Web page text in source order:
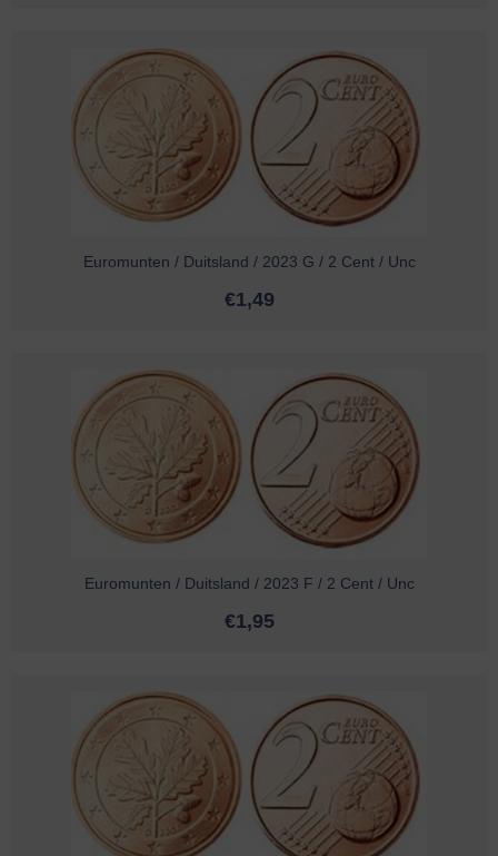
Euromunten / Duitsland / 2023 G / 2 Cent / Unc
€1,49
Euromunten / Duitsland / 2023 F / 2 Cent / Unc
€1,95